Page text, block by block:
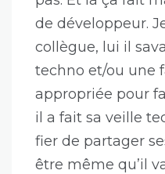
de développeur.
collègue, lui il
techno et/ou une
appropriée pour
il a fait sa veille
fier de partager
être même qu’il